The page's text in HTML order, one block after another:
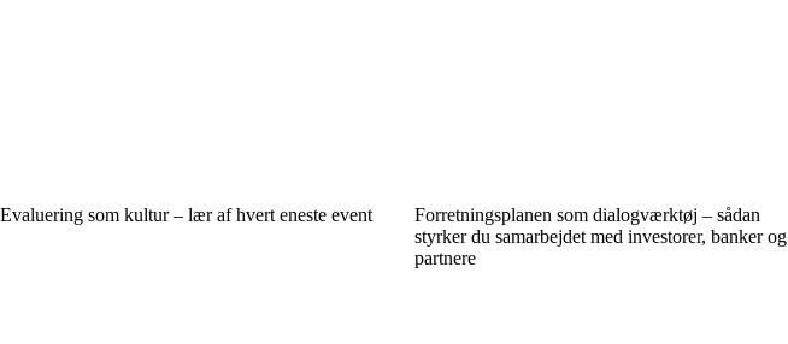
Evaluering som kultur – lær af hvert eneste event
Forretningsplanen som dialogværktøj – sådan
styrker du samarbejdet med investorer, banker og
partnere